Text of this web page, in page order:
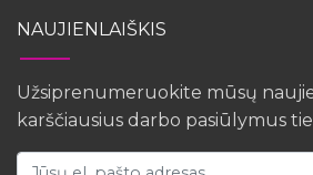
NAUJIENLAIŠKIS
Užsiprenumeruokite mūsų
karščiausius darbo pasiūlymus